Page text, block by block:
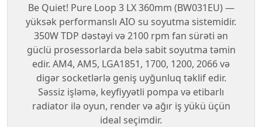
Be Quiet! Pure Loop 3 LX 360mm (BW031EU) —
yüksək performanslı AIO su soyutma sistemidir.
350W TDP dəstəyi və 2100 rpm fan sürəti ən
güclü prosessorlarda belə sabit soyutma təmin
edir. AM4, AM5, LGA1851, 1700, 1200, 2066 və
digər socketlərlə geniş uyğunluq təklif edir.
Səssiz işləmə, keyfiyyətli pompa və etibarlı
radiator ilə oyun, render və ağır iş yükü üçün
ideal seçimdir.